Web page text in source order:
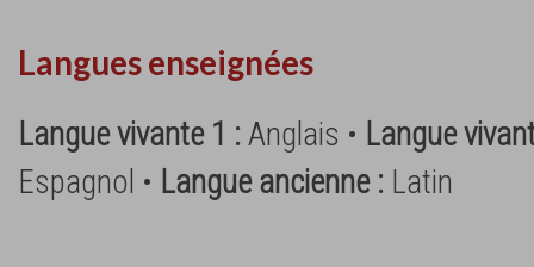
Langues enseignées
Langue vivante 1 :Anglais • Langue
Espagnol • Langue ancienne : Latin